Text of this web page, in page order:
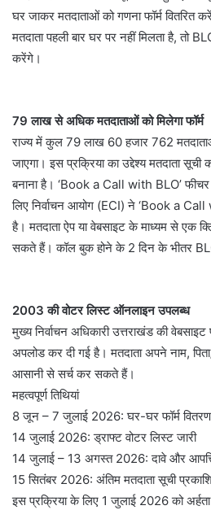
घर जाकर मतदाताओं को गणना फॉर्म वितरित
मतदाता पहली बार घर पर नहीं मिलता है, तो
करेंगे।
79 लाख से अधिक मतदाताओं को मिलेगा फॉर्म
राज्य में कुल 79 लाख 60 हजार 762
जाएगा। इस प्रक्रिया का उद्देश्य मतदाता
बनाना है। ‘Book a Call with BLO’ फीचर
लिए निर्वाचन आयोग (ECI) ने ‘Book a
है। मतदाता ऐप या वेबसाइट के माध्यम से एक
सकते हैं। कॉल बुक होने के 2 दिन के भीतर
2003 की वोटर लिस्ट ऑनलाइन उपलब्ध
मुख्य निर्वाचन अधिकारी उत्तराखंड की
अपलोड कर दी गई है। मतदाता अपने नाम,
आसानी से सर्च कर सकते हैं।
महत्वपूर्ण तिथियां
8 जून – 7 जुलाई 2026: घर-घर फॉर्म वितरण
14 जुलाई 2026: ड्राफ्ट वोटर लिस्ट जारी
14 जुलाई – 13 अगस्त 2026: दावे और
15 सितंबर 2026: अंतिम मतदाता सूची
इस प्रक्रिया के लिए 1 जुलाई 2026 को अर्हता